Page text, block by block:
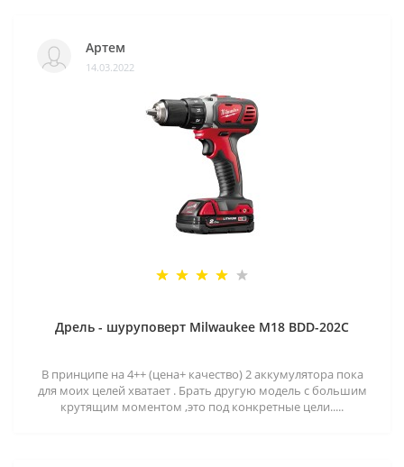
Артем
14.03.2022
Дрель - шуруповерт Milwaukee M18 BDD-202C
В принципе на 4++ (цена+ качество) 2 аккумулятора пока
для моих целей хватает . Брать другую модель с большим
крутящим моментом ,это под конкретные цели.....